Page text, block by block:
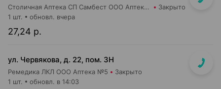
Столичная Аптека СП Самбест ООО Аптека №25 Закрыто
27,24 р.
1 шт. обновл. вчера
ул. Червякова, д. 22, пом. 3Н
Ремедика ЛКЛ ООО Аптека №5 Закрыто
1 шт. обновл. в 14:03